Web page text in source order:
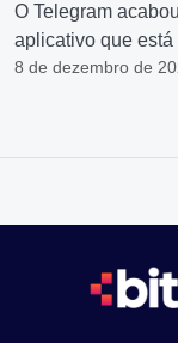
O Telegram
aplicativo que está
8 de dezembro de